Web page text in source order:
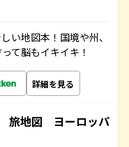
い地図本！国境や州、
て脳もイキイキ！
詳細を見る
旅地図 ヨーロッパ